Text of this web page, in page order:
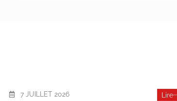
7 JUILLET 2026 Lire